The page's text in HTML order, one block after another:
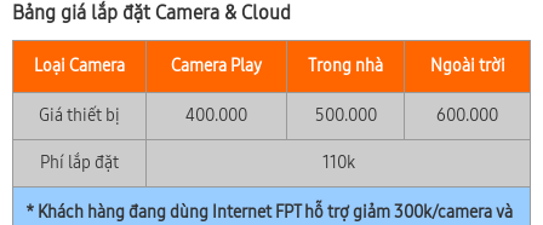
Bảng giá lắp đặt Camera & Cloud
Loại Camera Camera Play Trong nhà Ngoài trời
Giá thiết bị 400.000 500.000 600.000
Phí lắp đặt 110k
* Khách hàng đang dùng Internet FPT hỗ trợ giảm 300k/camera và